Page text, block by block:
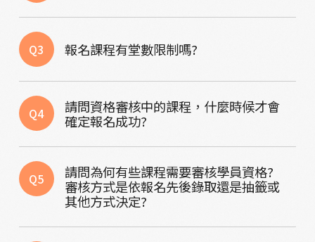
Q3 報名課程有堂數限制嗎?
Q4
請問資格審核中的課程，什麼時候才會
確定報名成功?
Q5
請問為何有些課程需要審核學員資格?
審核方式是依報名先後錄取還是抽籤或
其他方式決定?